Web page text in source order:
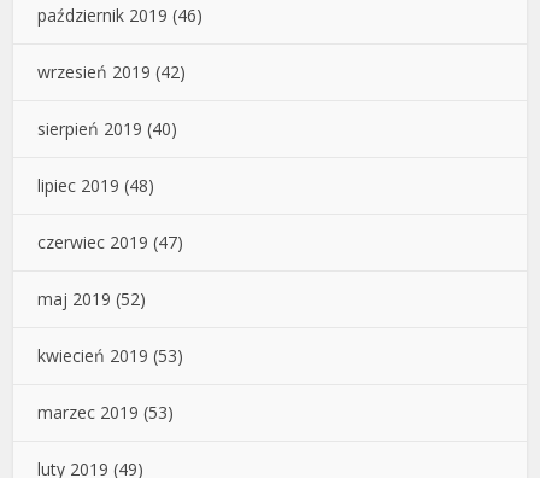
październik 2019 (46)
wrzesień 2019 (42)
sierpień 2019 (40)
lipiec 2019 (48)
czerwiec 2019 (47)
maj 2019 (52)
kwiecień 2019 (53)
marzec 2019 (53)
luty 2019 (49)